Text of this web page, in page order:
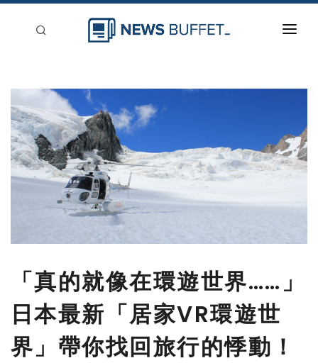
新聞稿分類
登入
刊登
「真的就像在環遊世界……」
日本最新「居家VR環遊世
界」帶你找回旅行的悸動！